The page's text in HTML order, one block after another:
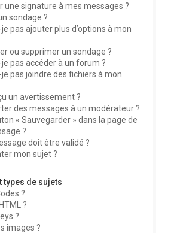
une signature à mes messages ?
sondage ?
pas ajouter plus d’options à mon
ou supprimer un sondage ?
pas accéder à un forum ?
pas joindre des fichiers à mon
un avertissement ?
des messages à un modérateur ?
« Sauvegarder » dans la page de
?
doit être validé ?
mon sujet ?
types de sujets
?
?
?
images ?